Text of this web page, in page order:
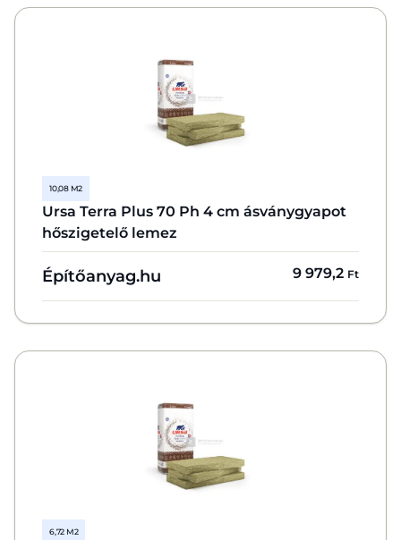
10,08 M2
Ursa Terra Plus 70 Ph 4 cm ásványgyapot
hőszigetelő lemez
Építőanyag.hu 9 979,2 Ft
6,72 M2